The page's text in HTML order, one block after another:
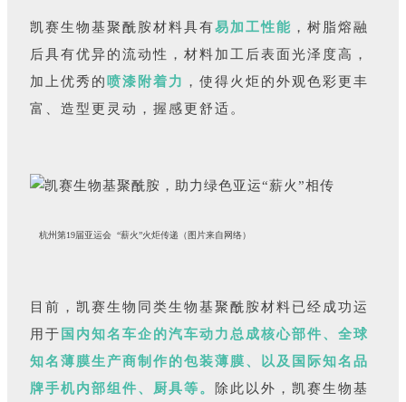
凯赛生物基聚酰胺材料具有易加工性能 ，树脂熔融
后具有优异的流动性，材料加工后表面光泽度高，
加上优秀的 喷漆附着力 ，使得火炬的外观色彩更丰
富、造型更灵动，握感更舒适。
杭州第19届亚运会 “薪火”火炬传递（图片来自网络）
目前，凯赛生物同类生物基聚酰胺材料已经成功运
用于 国内知名车企的汽车动力总成核心部件、全球
知名薄膜生产商制作的包装薄膜、以及国际知名品
牌手机内部组件、厨具等。 除此以外，凯赛生物基